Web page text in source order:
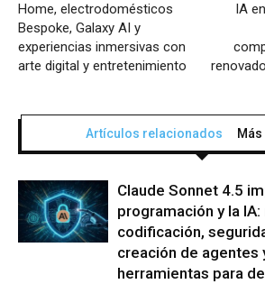
Home, electrodomésticos
Bespoke, Galaxy AI y
experiencias inmersivas con
arte digital y entretenimiento
IA
Artículos relacionados
Claude Sonnet 4.5
programación y la
codificación,
creación de agentes
herramientas para